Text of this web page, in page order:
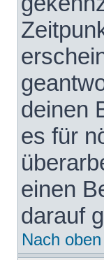
deinen
es für
einen
darauf
Nach oben